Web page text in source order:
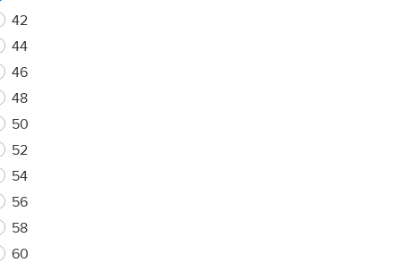
42
44
46
48
50
52
54
56
58
60